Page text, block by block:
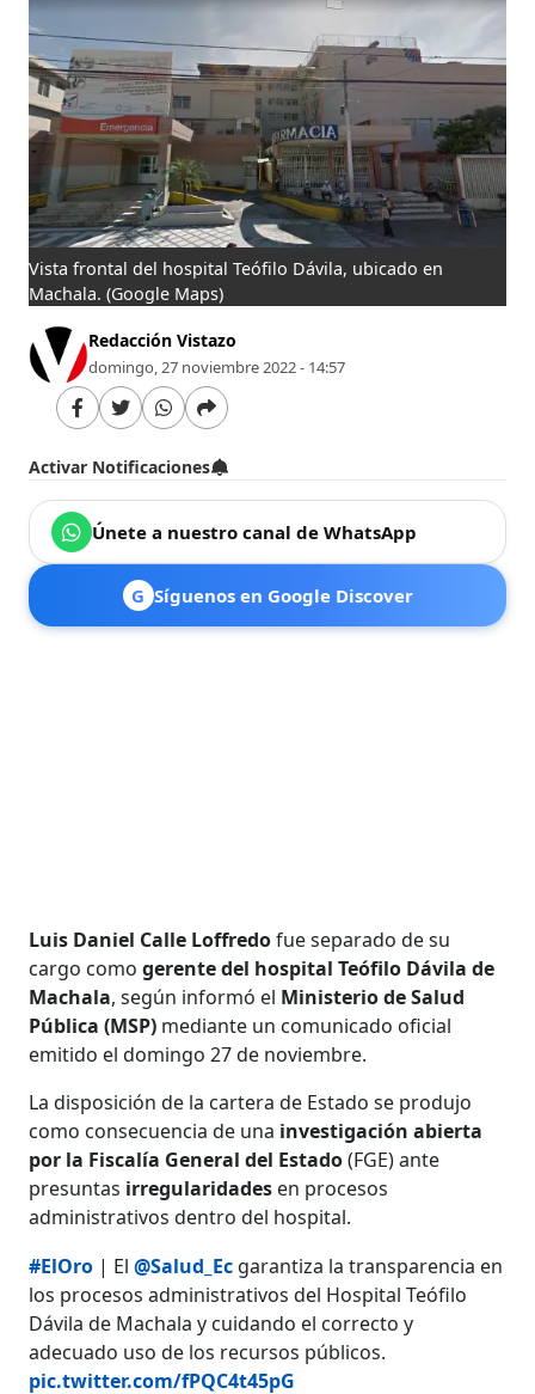
Vista frontal del hospital Teófilo Dávila, ubicado en
Machala. (Google Maps)
Redacción Vistazo
domingo, 27 noviembre 2022 - 14:57
Activar Notificaciones
Únete a nuestro canal de WhatsApp
G Síguenos en Google Discover
Luis Daniel Calle Loffredofue separado de su
cargo comogerente del hospital Teófilo Dávila de
Machala, según informó el Ministerio de Salud
Pública (MSP) mediante un comunicado oficial
emitido el domingo 27 de noviembre.
La disposición de la cartera de Estado se produjo
como consecuencia de una investigación abierta
por la Fiscalía General del Estado(FGE) ante
presuntas irregularidades en procesos
administrativos dentro del hospital.
#ElOro | El@Salud_Ec garantiza la transparencia en
los procesos administrativos del Hospital Teófilo
Dávila de Machala y cuidando el correcto y
adecuado uso de los recursos públicos.
pic.twitter.com/fPQC4t45pG